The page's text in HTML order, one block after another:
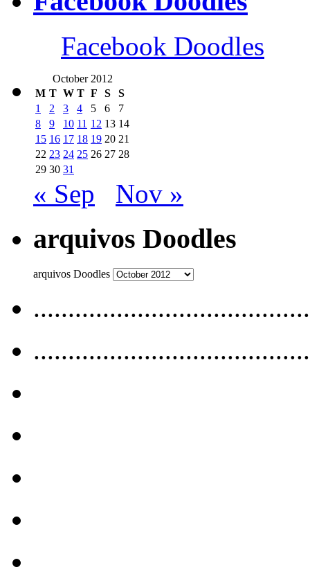
Facebook Doodles
October 2012
M T W T F S
S
1
2 3 4 5 6
7
8
9 10 11 12 13 14
15 16 17 18 19 20 21
22 23 24 25 26 27 28
29 30 31
« Sep Nov »
arquivos Doodles
arquivos Doodles